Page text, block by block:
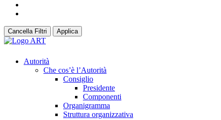
Cancella Filtri Applica
Autorità
Che cos’è l’Autorità
Consiglio
Presidente
Componenti
Organigramma
Struttura organizzativa